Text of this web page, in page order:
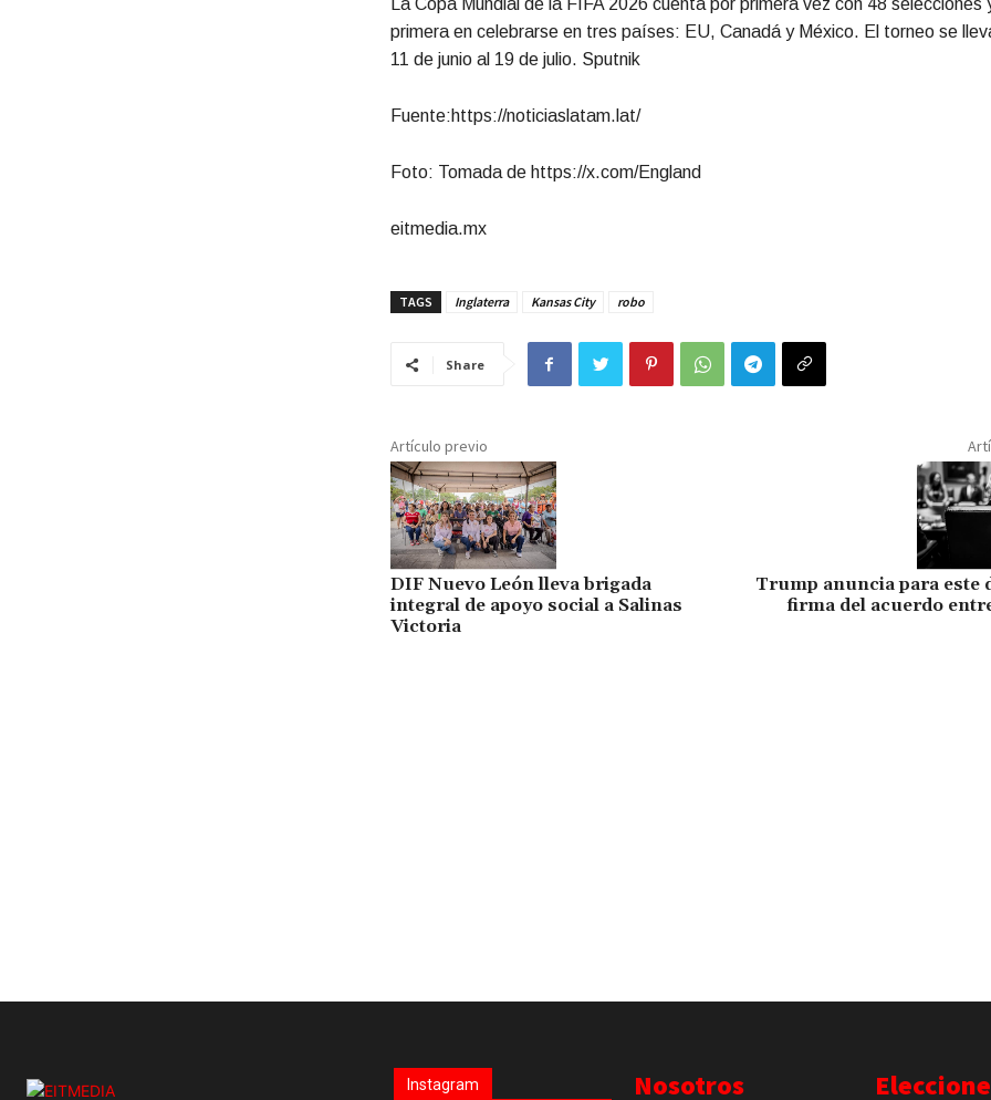
La Copa Mundial de la FIFA 2026 cuenta por primera vez con 48 selecciones
primera en celebrarse en tres países: EU, Canadá y México. El torneo se
11 de junio al 19 de julio. Sputnik
Fuente:https://noticiaslatam.lat/
Foto: Tomada de https://x.com/England
eitmedia.mx
TAGS Inglaterra Kansas City robo
Share
Artículo previo
DIF Nuevo León lleva brigada
integral de apoyo social a Salinas
Victoria
Trump anuncia para este
firma del acuerdo
Instagram Nosotros